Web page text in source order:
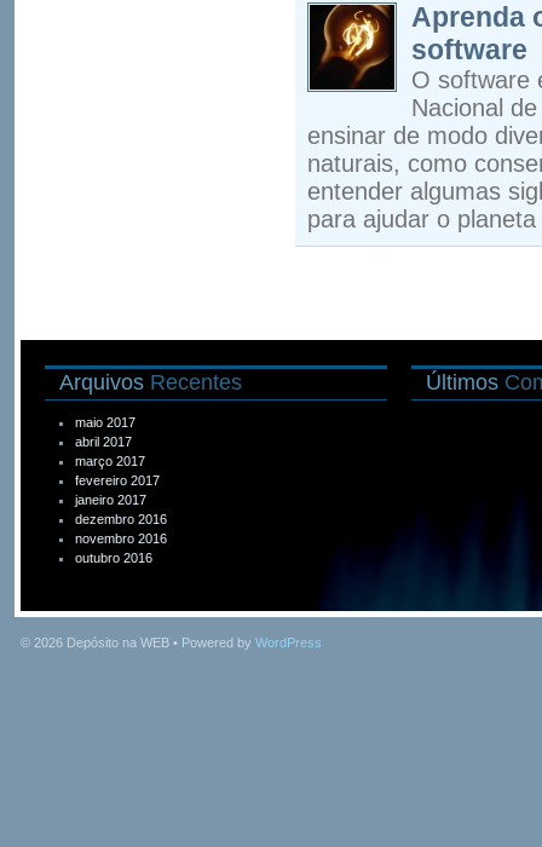
Aprenda
software
O software
Nacional
ensinar de modo
naturais, como
entender algumas
para ajudar o
Arquivos Recentes
maio 2017
abril 2017
março 2017
fevereiro 2017
janeiro 2017
dezembro 2016
novembro 2016
outubro 2016
Últimos
© 2026 Depósito na WEB • Powered by WordPress